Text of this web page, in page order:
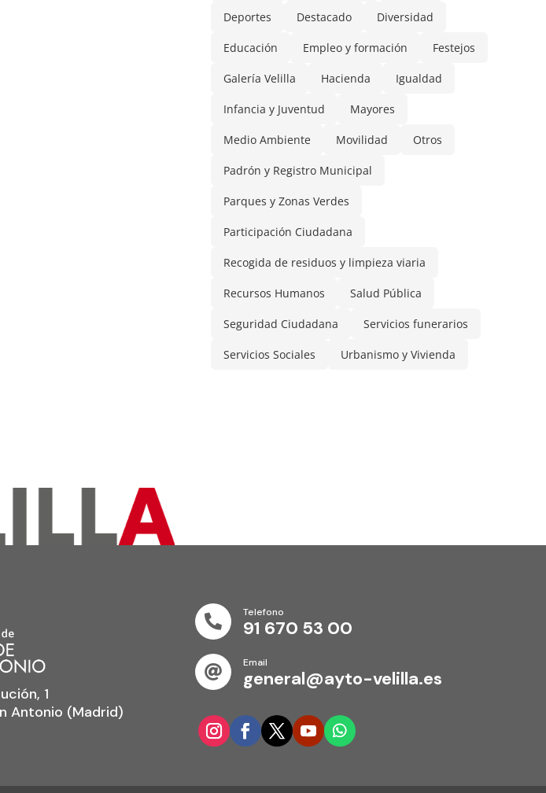
Deportes Destacado Diversidad
Educación Empleo y formación Festejos
Galería Velilla Hacienda Igualdad
Infancia y Juventud Mayores
Medio Ambiente Movilidad Otros
Padrón y Registro Municipal
Parques y Zonas Verdes
Participación Ciudadana
Recogida de residuos y limpieza viaria
Recursos Humanos Salud Pública
Seguridad Ciudadana Servicios funerarios
Servicios Sociales Urbanismo y Vivienda
1
Antonio (Madrid)

Telefono
91 670 53 00

Email
general@ayto-velilla.es